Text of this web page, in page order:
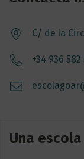
C/ de la
+34 936 582
Una